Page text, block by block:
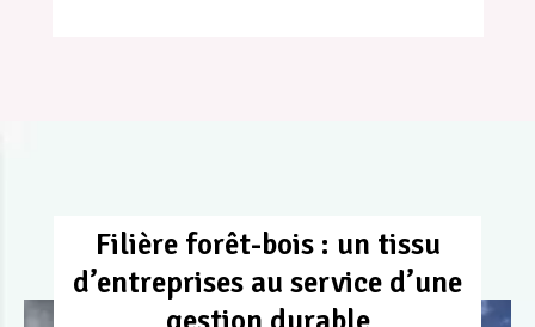
Filière forêt-bois : un tissu
d’entreprises au service d’une